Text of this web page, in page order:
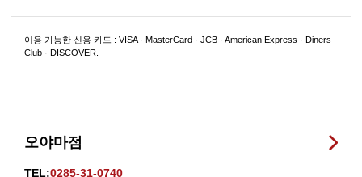
이용 가능한 신용 카드 : VISA · MasterCard · JCB · American Express · Diners
Club · DISCOVER.
오야마점
TEL:0285-31-0740